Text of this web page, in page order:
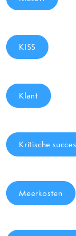
KISS
Klant
Kritische
Meerkosten